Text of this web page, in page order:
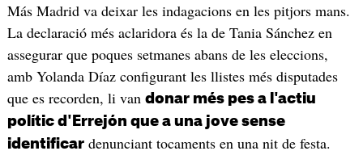
Más Madrid va deixar les indagacions en les pitjors mans.
La declaració més aclaridora és la de Tania Sánchez en
assegurar que poques setmanes abans de les eleccions,
amb Yolanda Díaz configurant les llistes més disputades
que es recorden, li van donar més pes a l'actiu
polític d'Errejón que a una jove sense
identificardenunciant tocaments en una nit de festa.